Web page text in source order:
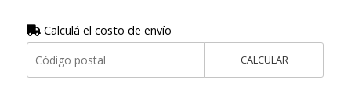
Calculá el costo de envío
CALCULAR